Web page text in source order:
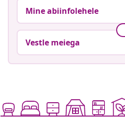
Mine abiinfolehele
Vestle meiega